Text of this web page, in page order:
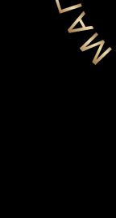
личности
набить
реализма — это